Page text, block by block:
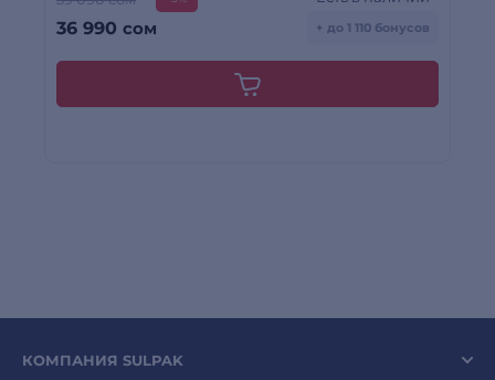
36 990 сом + до 1 110 бонусов
КОМПАНИЯ SULPAK